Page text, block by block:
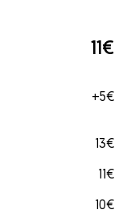
11€
+5€
13€
11€
10€